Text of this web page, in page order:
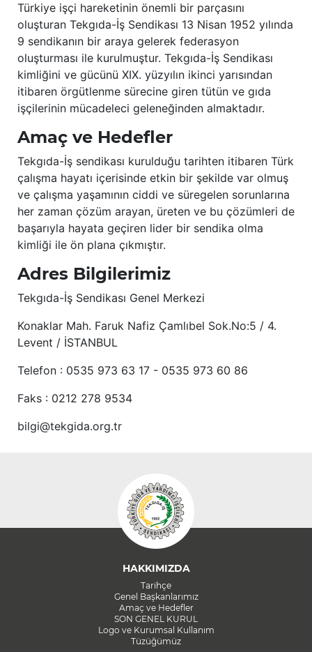
Türkiye işçi hareketinin önemli bir parçasını
oluşturan Tekgıda-İş Sendikası 13 Nisan 1952 yılında
9 sendikanın bir araya gelerek federasyon
oluşturması ile kurulmuştur. Tekgıda-İş Sendikası
kimliğini ve gücünü XIX. yüzyılın ikinci yarısından
itibaren örgütlenme sürecine giren tütün ve gıda
işçilerinin mücadeleci geleneğinden almaktadır.
Amaç ve Hedefler
Tekgıda-İş sendikası kurulduğu tarihten itibaren Türk
çalışma hayatı içerisinde etkin bir şekilde var olmuş
ve çalışma yaşamının ciddi ve süregelen sorunlarına
her zaman çözüm arayan, üreten ve bu çözümleri de
başarıyla hayata geçiren lider bir sendika olma
kimliği ile ön plana çıkmıştır.
Adres Bilgilerimiz
Tekgıda-İş Sendikası Genel Merkezi
Konaklar Mah. Faruk Nafiz Çamlıbel Sok.No:5 / 4.
Levent / İSTANBUL
Telefon : 0535 973 63 17 - 0535 973 60 86
Faks : 0212 278 9534
bilgi@tekgida.org.tr
HAKKIMIZDA
Tarihçe
Genel Başkanlarımız
Amaç ve Hedefler
SON GENEL KURUL
Logo ve Kurumsal Kullanım
Tüzüğümüz